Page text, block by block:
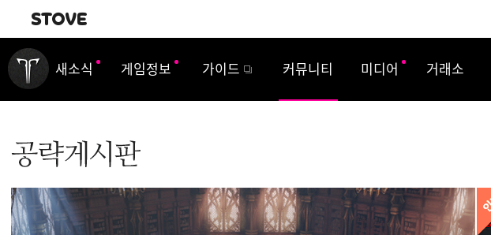
내비게이션
새소식 게임정보 가이드 커뮤니티 미디어 거래소